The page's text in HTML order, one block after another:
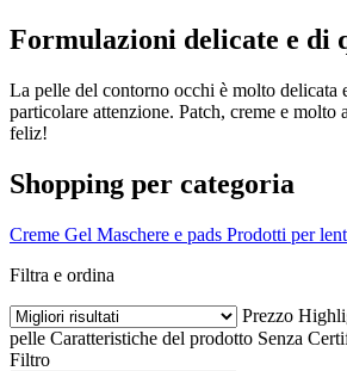
Formulazioni delicate e di
La pelle del contorno occhi è molto delicata
particolare attenzione. Patch, creme e molto
feliz!
Shopping per categoria
Creme Gel Maschere e pads Prodotti per
Filtra e ordina
Prezzo
pelle Caratteristiche del prodotto Senza
Filtro